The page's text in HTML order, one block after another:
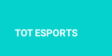
TOT ESPORTS